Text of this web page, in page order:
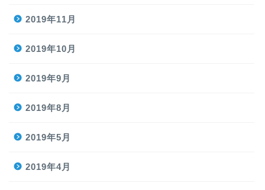
2019年11月
2019年10月
2019年9月
2019年8月
2019年5月
2019年4月